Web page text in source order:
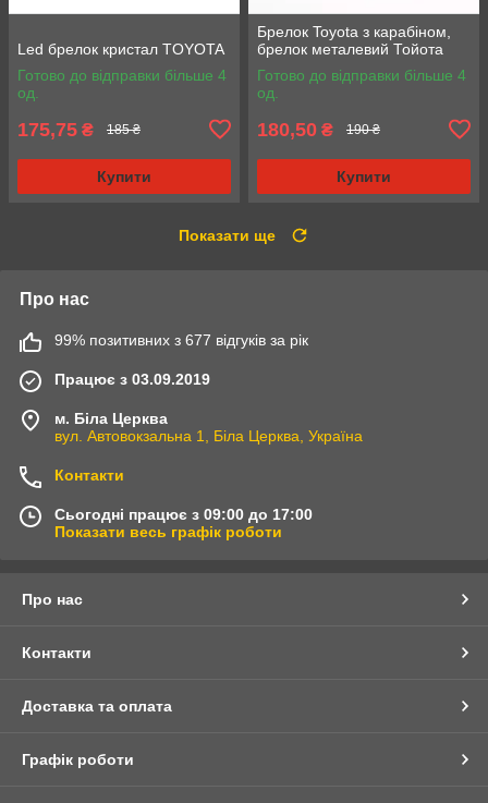
Led брелок кристал TOYOTA
Готово до відправки більше 4
од.
175,75 ₴ 185 ₴
Купити
Брелок Toyota з карабіном,
брелок металевий Тойота
Готово до відправки більше 4
од.
180,50 ₴ 190 ₴
Купити
Показати ще
Про нас
99% позитивних з 677 відгуків за рік
Працює з 03.09.2019
м. Біла Церква
вул. Автовокзальна 1, Біла Церква, Україна
Контакти
Сьогодні працює з 09:00 до 17:00
Показати весь графік роботи
Про нас
Контакти
Доставка та оплата
Графік роботи